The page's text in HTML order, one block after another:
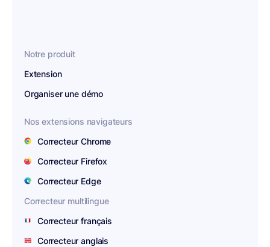
Notre produit
Extension
Organiser une démo
Nos extensions navigateurs
Correcteur Chrome
Correcteur Firefox
Correcteur Edge
Correcteur multilingue
Correcteur français
Correcteur anglais